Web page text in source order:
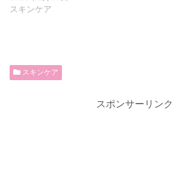
スキンケア
スキンケア
スポンサーリンク